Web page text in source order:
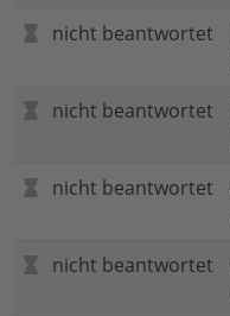
nicht beantwortet
nicht beantwortet
nicht beantwortet
nicht beantwortet